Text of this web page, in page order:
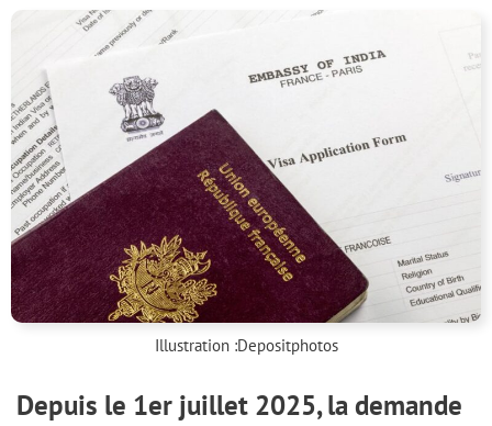
Illustration :Depositphotos
Depuis le 1er juillet 2025, la demande